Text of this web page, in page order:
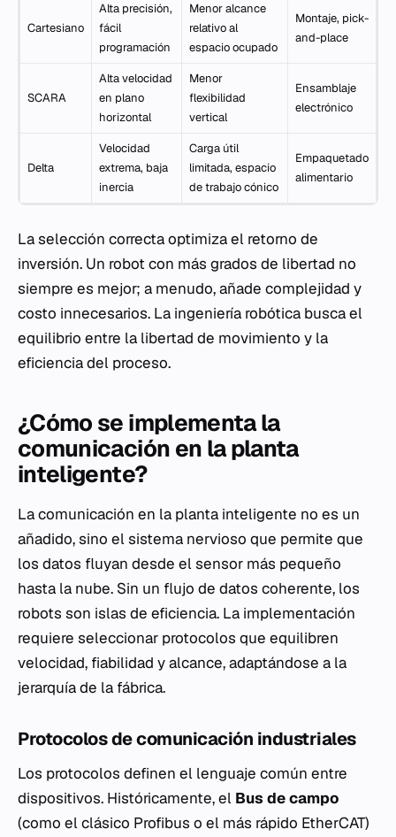
Cartesiano
Alta precisión,
fácil
programación
Menor alcance
relativo al
espacio ocupado
Montaje, pick-
and-place
SCARA
Alta velocidad
en plano
horizontal
Menor
flexibilidad
vertical
Ensamblaje
electrónico
Delta
Velocidad
extrema, baja
inercia
Carga útil
limitada, espacio
de trabajo cónico
Empaquetado
alimentario
La selección correcta optimiza el retorno de
inversión. Un robot con más grados de libertad no
siempre es mejor; a menudo, añade complejidad y
costo innecesarios. La ingeniería robótica busca el
equilibrio entre la libertad de movimiento y la
eficiencia del proceso.
¿Cómo se implementa la
comunicación en la planta
inteligente?
La comunicación en la planta inteligente no es un
añadido, sino el sistema nervioso que permite que
los datos fluyan desde el sensor más pequeño
hasta la nube. Sin un flujo de datos coherente, los
robots son islas de eficiencia. La implementación
requiere seleccionar protocolos que equilibren
velocidad, fiabilidad y alcance, adaptándose a la
jerarquía de la fábrica.
Protocolos de comunicación industriales
Los protocolos definen el lenguaje común entre
dispositivos. Históricamente, el Bus de campo
(como el clásico Profibus o el más rápido EtherCAT)